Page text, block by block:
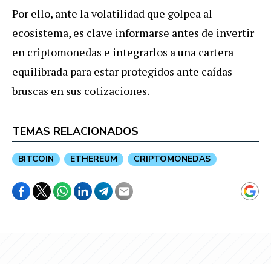
Por ello, ante la volatilidad que golpea al
ecosistema, es clave informarse antes de invertir
en criptomonedas e integrarlos a una cartera
equilibrada para estar protegidos ante caídas
bruscas en sus cotizaciones.
TEMAS RELACIONADOS
BITCOIN ETHEREUM CRIPTOMONEDAS